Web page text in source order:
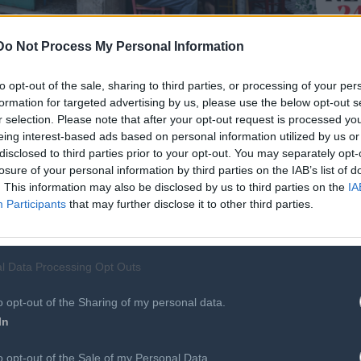
Not Process My Personal Information
opt-out of the sale, sharing to third parties, or processing of your
for targeted advertising by us, please use the below opt-out
selection. Please note that after your opt-out request is processed
interest-based ads based on personal information utilized by us
to third parties prior to your opt-out. You may separately
of your personal information by third parties on the IAB’s list of
This information may also be disclosed by us to third parties on the
Participants that may further disclose it to other third parties.
Data Processing Opt Outs
opt-out of the Sharing of my personal data.
opt-out of the Sale of my Personal Data.
καθώς η “Μουριά” θα παραμείνει καφενείο. Σε ισχύ το